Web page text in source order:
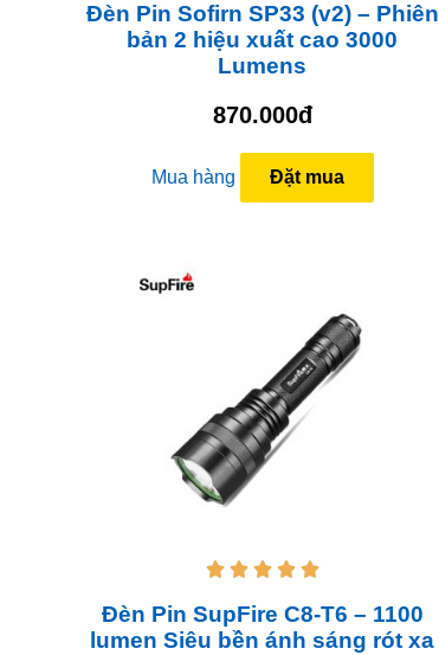
Đèn Pin Sofirn SP33 (v2) – Phiên
bản 2 hiệu xuất cao 3000
Lumens
870.000đ
Mua hàng Đặt mua
    
Đèn Pin SupFire C8-T6 – 1100
lumen Siêu bền ánh sáng rót xa